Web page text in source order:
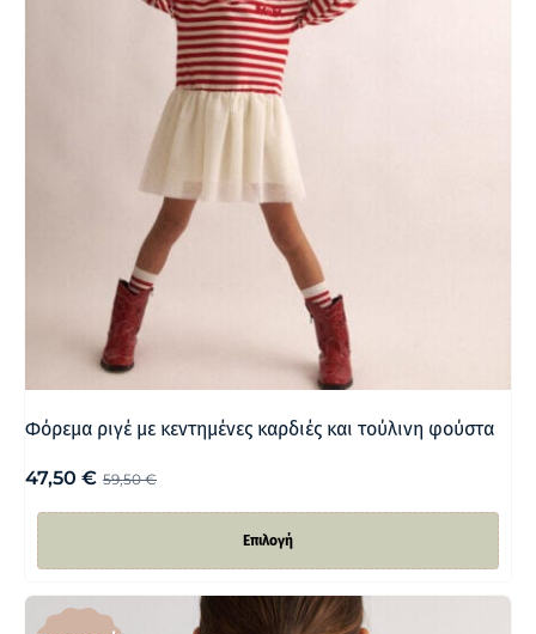
Φόρεμα ριγέ με κεντημένες καρδιές και τούλινη φούστα
59,50€
47,50 €
Επιλογή